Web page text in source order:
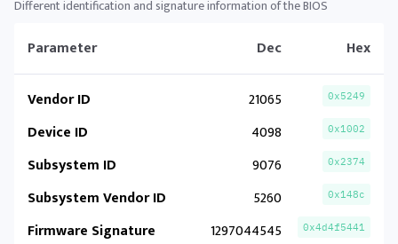
Different identification and signature information of the BIOS
Parameter Dec Hex
Vendor ID 21065 0x5249
Device ID 4098 0x1002
Subsystem ID 9076 0x2374
Subsystem Vendor ID 5260 0x148c
Firmware Signature 1297044545 0x4d4f5441